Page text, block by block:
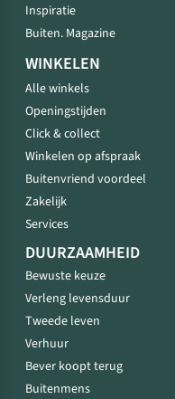
Inspiratie
Buiten. Magazine
WINKELEN
Alle winkels
Openingstijden
Click & collect
Winkelen op afspraak
Buitenvriend voordeel
Zakelijk
Services
DUURZAAMHEID
Bewuste keuze
Verleng levensduur
Tweede leven
Verhuur
Bever koopt terug
Buitenmens